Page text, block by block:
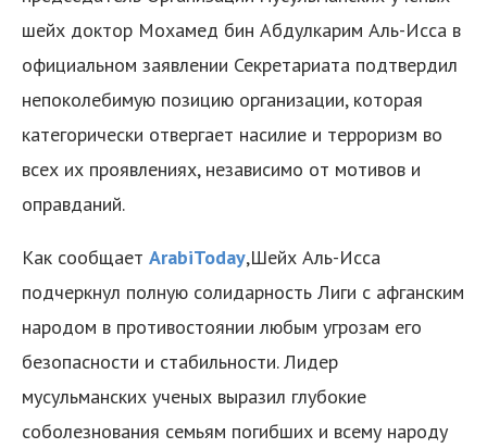
шейх доктор Мохамед бин Абдулкарим Аль-Исса в
официальном заявлении Секретариата подтвердил
непоколебимую позицию организации, которая
категорически отвергает насилие и терроризм во
всех их проявлениях, независимо от мотивов и
оправданий.
Как сообщает ArabiToday,Шейх Аль-Исса
подчеркнул полную солидарность Лиги с афганским
народом в противостоянии любым угрозам его
безопасности и стабильности. Лидер
мусульманских ученых выразил глубокие
соболезнования семьям погибших и всему народу